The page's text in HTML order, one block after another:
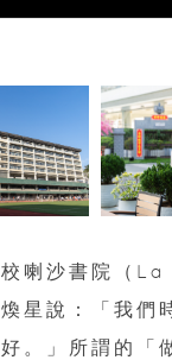
喇沙書院（
煥星說：「我
。」所謂的「